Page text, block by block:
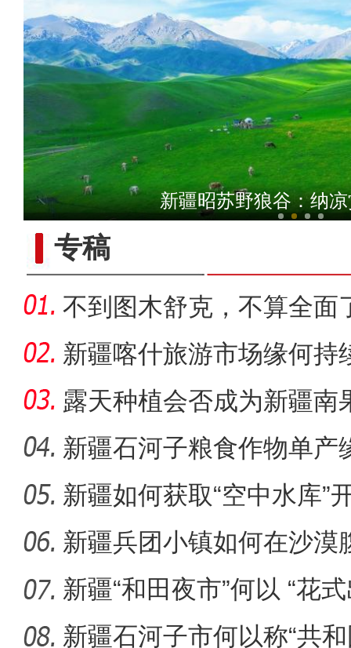
来听！著名评书表演艺术家
《天山之约》 新疆维吾尔自
新疆昭苏野狼谷：纳
专稿
不到图木舒克，不算全面
团
新疆喀什旅游市场缘何持
露天种植会否成为新疆南
新疆石河子粮食作物单产
新疆如何获取“空中水库”
新疆兵团小镇如何在沙漠
迹”？
新疆“和田夜市”何以 “花
新疆石河子市何以称“共